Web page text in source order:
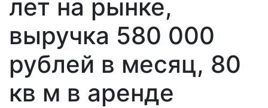
лет на рынке,
выручка 580 000
рублей в месяц, 80
кв м в аренде